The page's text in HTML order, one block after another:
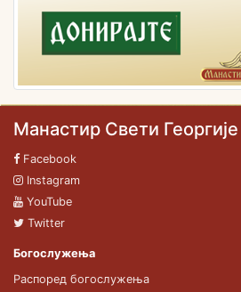
Манастир Свети
Facebook
Instagram
YouTube
Twitter
Богослужења
Распоред богослужења